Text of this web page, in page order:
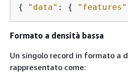
{ "data" : { "features"
Formato a densità bassa
Un singolo record in formato a
rappresentato come: